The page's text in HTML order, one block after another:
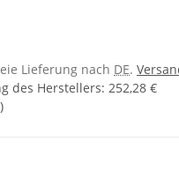
Lieferung nach DE.
des Herstellers: 252,28 €
)